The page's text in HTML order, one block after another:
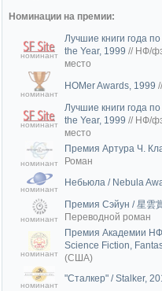
Номинации на премии:
номинант
Лучшие книги года
the Year, 1999 // НФ/
место
номинант
HOMer Awards, 1999
номинант
Лучшие книги года
the Year, 1999 // НФ/
место
номинант
Премия Артура Ч.
Роман
номинант
Небьюла / Nebula
номинант
Премия Сэйун / 星雲
Переводной роман
номинант
Премия Академии
Science Fiction,
(США)
номинант
"Сталкер" / Stalker,